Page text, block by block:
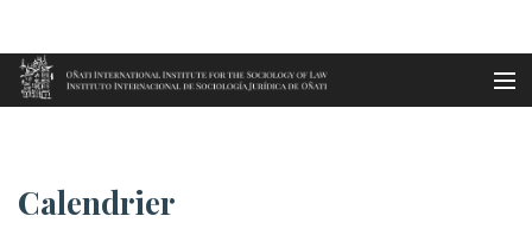
Aller au contenu principal
Accueil Calendrier
Calendrier